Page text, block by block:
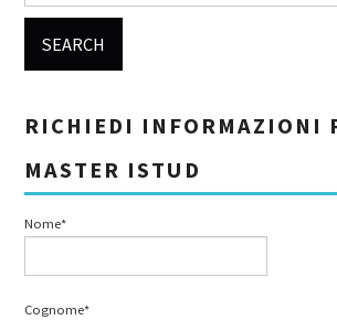
RICHIEDI INFORMAZIONI
MASTER ISTUD
Nome*
Cognome*